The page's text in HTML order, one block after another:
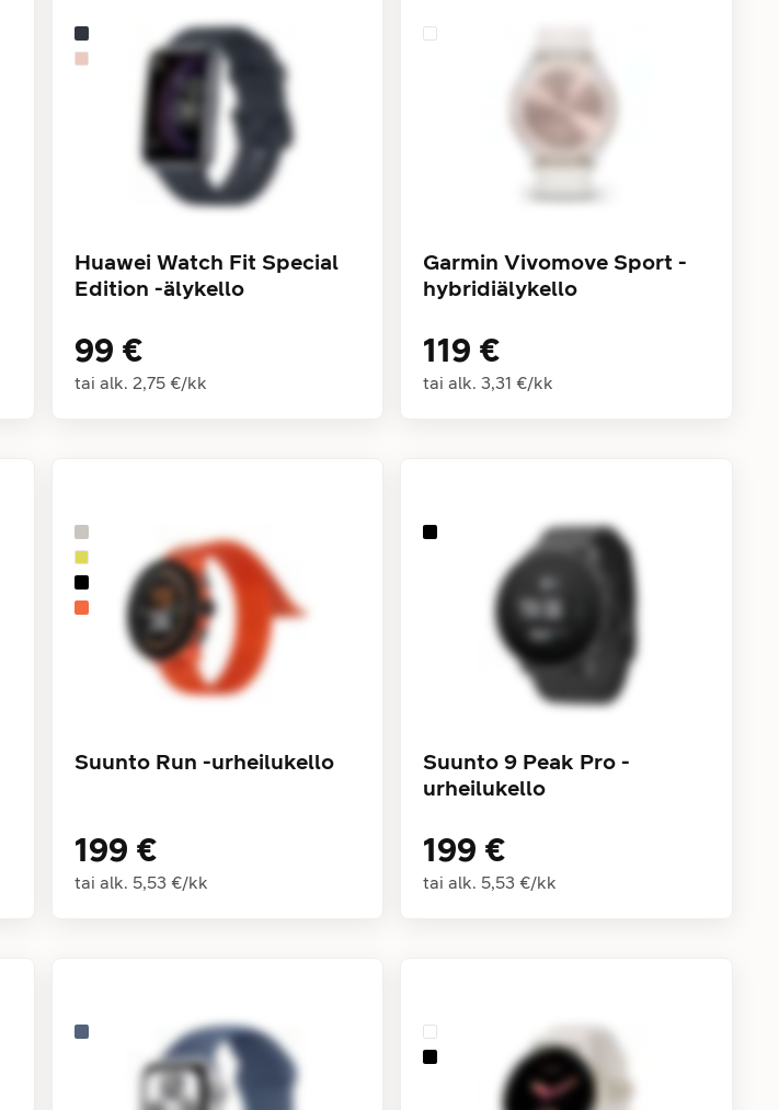
Huawei Watch Fit Special
Edition -älykello
99 €
tai alk. 2,75 €/kk
Garmin Vivomove Sport -
hybridiälykello
119 €
tai alk. 3,31 €/kk
Suunto Run -urheilukello
199 €
tai alk. 5,53 €/kk
Suunto 9 Peak Pro -
urheilukello
199 €
tai alk. 5,53 €/kk